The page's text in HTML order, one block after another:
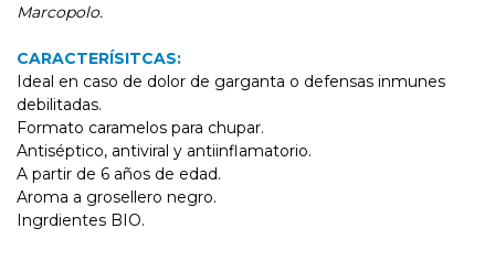
Marcopolo.
CARACTERÍSITCAS:
Ideal en caso de dolor de garganta o defensas inmunes
debilitadas.
Formato caramelos para chupar.
Antiséptico, antiviral y antiinflamatorio.
A partir de 6 años de edad.
Aroma a grosellero negro.
Ingrdientes BIO.